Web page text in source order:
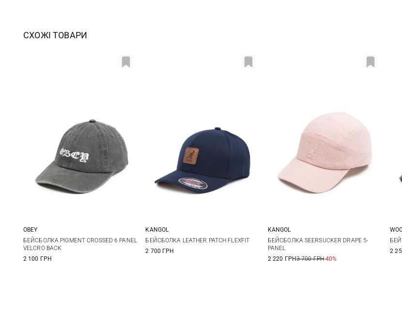
СХОЖІ ТОВАРИ
One size
OBEY
БЕЙСБОЛКА PIGMENT CROSSED 6 PANEL
VELCRO BACK
2 100 ГРН
S/M L/XL XXL
KANGOL
БЕЙСБОЛКА LEATHER PATCH FLEXFIT
2 700 ГРН
One size
KANGOL
БЕЙСБОЛКА SEERSUCKER DRAPE 5-
PANEL
2 220 ГРН3 700 ГРН-40%
2